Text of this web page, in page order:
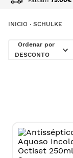
SCHULKE
DESCONTO